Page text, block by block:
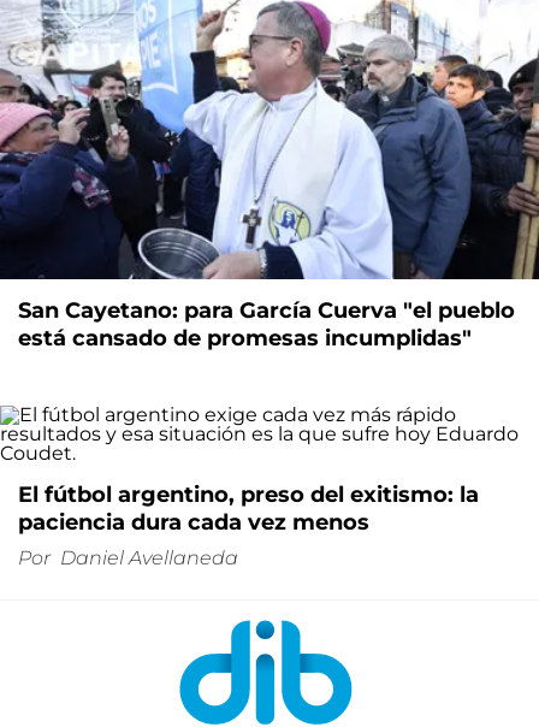
San Cayetano: para García Cuerva "el pueblo
está cansado de promesas incumplidas"
El fútbol argentino, preso del exitismo: la
paciencia dura cada vez menos
Por Daniel Avellaneda